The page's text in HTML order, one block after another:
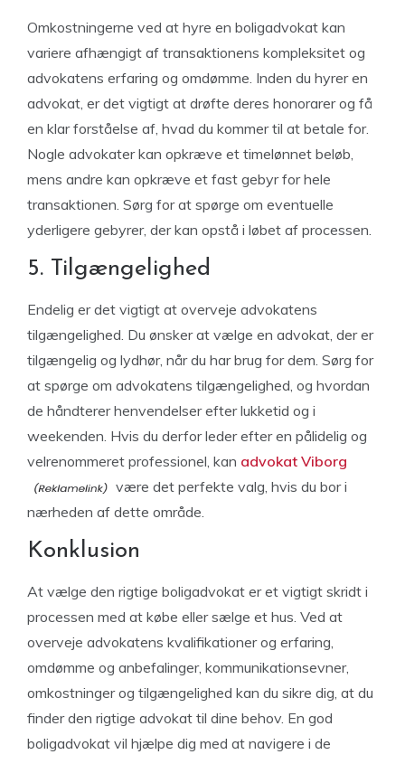
Omkostningerne ved at hyre en boligadvokat kan
variere afhængigt af transaktionens kompleksitet og
advokatens erfaring og omdømme. Inden du hyrer en
advokat, er det vigtigt at drøfte deres honorarer og få
en klar forståelse af, hvad du kommer til at betale for.
Nogle advokater kan opkræve et timelønnet beløb,
mens andre kan opkræve et fast gebyr for hele
transaktionen. Sørg for at spørge om eventuelle
yderligere gebyrer, der kan opstå i løbet af processen.
5. Tilgængelighed
Endelig er det vigtigt at overveje advokatens
tilgængelighed. Du ønsker at vælge en advokat, der er
tilgængelig og lydhør, når du har brug for dem. Sørg for
at spørge om advokatens tilgængelighed, og hvordan
de håndterer henvendelser efter lukketid og i
weekenden. Hvis du derfor leder efter en pålidelig og
velrenommeret professionel, kan advokat Viborg
være det perfekte valg, hvis du bor i
nærheden af dette område.
Konklusion
At vælge den rigtige boligadvokat er et vigtigt skridt i
processen med at købe eller sælge et hus. Ved at
overveje advokatens kvalifikationer og erfaring,
omdømme og anbefalinger, kommunikationsevner,
omkostninger og tilgængelighed kan du sikre dig, at du
finder den rigtige advokat til dine behov. En god
boligadvokat vil hjælpe dig med at navigere i de